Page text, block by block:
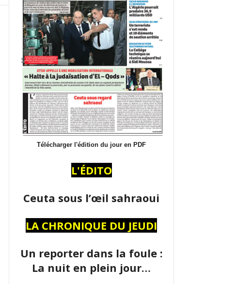
Télécharger l'édition du jour en PDF
L'ÉDITO
Ceuta sous l’œil sahraoui
LA CHRONIQUE DU JEUDI
Un reporter dans la foule :
La nuit en plein jour…